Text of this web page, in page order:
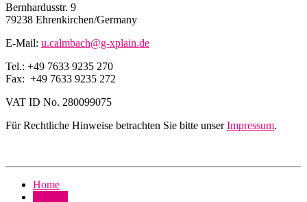
Bernhardusstr. 9
79238 Ehrenkirchen/Germany
E-Mail: u.calmbach@g-xplain.de
Tel.: +49 7633 9235 270
Fax: +49 7633 9235 272
VAT ID No. 280099075
Für Rechtliche Hinweise betrachten Sie bitte unserImpressum.
Home